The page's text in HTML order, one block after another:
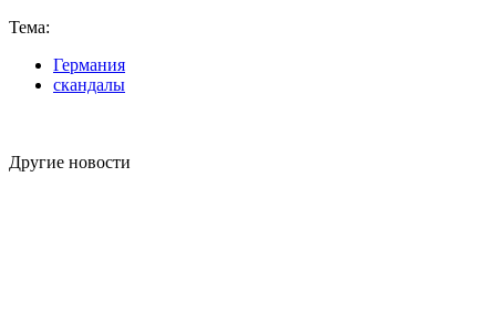
Тема:
Германия
скандалы
Другие новости